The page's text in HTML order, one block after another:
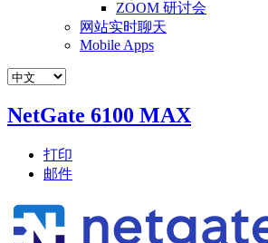
ZOOM 研讨会
网站实时聊天
Mobile Apps
NetGate 6100 MAX
打印
邮件